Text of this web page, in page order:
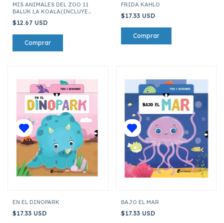
MIS ANIMALES DEL ZOO 11
BALUK LA KOALA(INCLUYE
$12.67 USD
FRIDA KAHLO
$17.33 USD
EN EL DINOPARK
$17.33 USD
BAJO EL MAR
$17.33 USD